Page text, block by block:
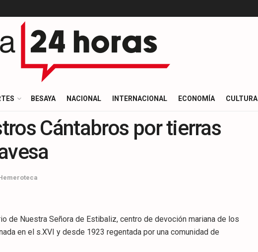
BESAYA NACIONAL INTERNACIONAL ECONOMÍA CULTURA
Cántabros por tierras
de Nuestra Señora de Estibaliz, centro de devoción mariana de los
en el s.XVI y desde 1923 regentada por una comunidad de